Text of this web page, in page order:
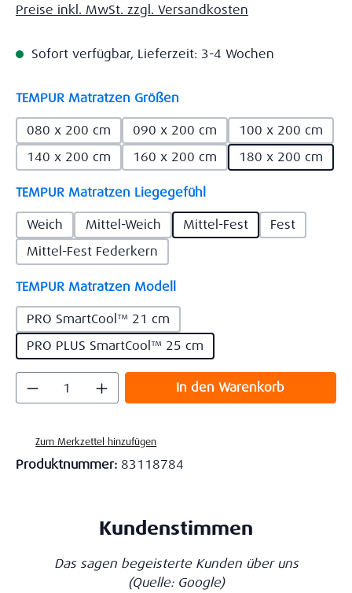
Preise inkl. MwSt. zzgl. Versandkosten
Sofort verfügbar, Lieferzeit: 3-4 Wochen
TEMPUR Matratzen Größen
080 x 200 cm
090 x 200 cm
100 x 200 cm
140 x 200 cm
160 x 200 cm 180 x 200 cm
TEMPUR Matratzen Liegegefühlauswählen
Weich
Mittel-Weich Mittel-Fest
Fest
Mittel-Fest Federkern
TEMPUR Matratzen Modell auswählen
PRO SmartCool™ 21 cm
PRO PLUS SmartCool™ 25 cm
Produkt Anzahl: Gib den gewünschten
In den Warenkorb
Zum Merkzettel hinzufügen
Produktnummer: 83118784
Kundenstimmen
Das sagen begeisterte Kunden über uns
(Quelle: Google)